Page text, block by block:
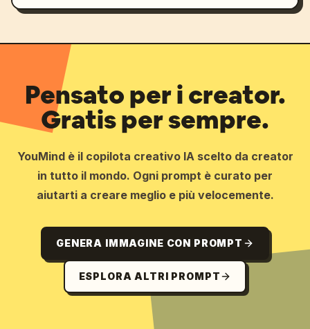
Pensato per i creator.
Gratis per sempre.
YouMind è il copilota creativo IA scelto da creator
in tutto il mondo. Ogni prompt è curato per
aiutarti a creare meglio e più velocemente.
GENERA IMMAGINE CON PROMPT
ESPLORA ALTRI PROMPT